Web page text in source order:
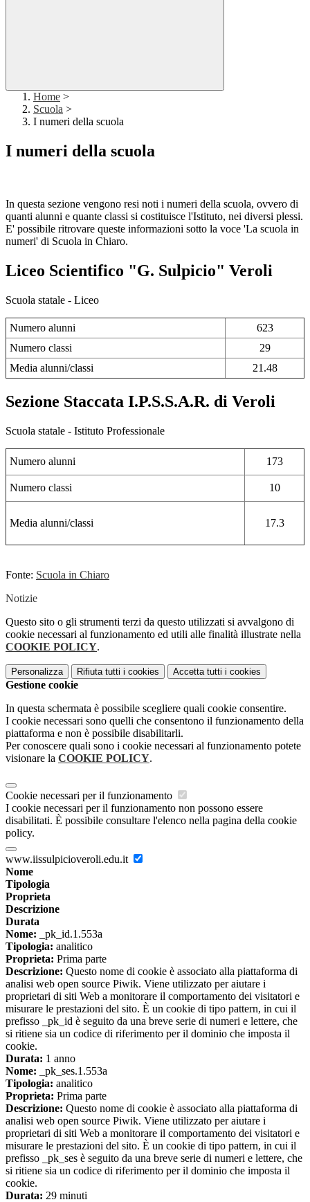
Home >
Scuola >
I numeri della scuola
I numeri della scuola
In questa sezione vengono resi noti i numeri della scuola, ovvero di
quanti alunni e quante classi si costituisce l'Istituto, nei diversi plessi.
E' possibile ritrovare queste informazioni sotto la voce 'La scuola in
numeri' di Scuola in Chiaro.
Liceo Scientifico "G. Sulpicio" Veroli
Scuola statale - Liceo
Numero alunni
623
Numero classi
29
Media alunni/classi
21.48
Sezione Staccata I.P.S.S.A.R. di Veroli
Scuola statale - Istituto Professionale
Numero alunni 173
Numero classi 10
Media alunni/classi 17.3
Fonte: Scuola in Chiaro
Notizie
Questo sito o gli strumenti terzi da questo utilizzati si avvalgono di
cookie necessari al funzionamento ed utili alle finalità illustrate nella
COOKIE POLICY.
Personalizza Rifiuta tutti i cookies Accetta tutti i cookies
Gestione cookie
In questa schermata è possibile scegliere quali cookie consentire.
I cookie necessari sono quelli che consentono il funzionamento della
piattaforma e non è possibile disabilitarli.
Per conoscere quali sono i cookie necessari al funzionamento potete
visionare la COOKIE POLICY.
Cookie necessari per il funzionamento
I cookie necessari per il funzionamento non possono essere
disabilitati. È possibile consultare l'elenco nella pagina della cookie
policy.
www.iissulpicioveroli.edu.it
Nome
Tipologia
Proprieta
Descrizione
Durata
Nome: _pk_id.1.553a
Tipologia: analitico
Proprieta: Prima parte
Descrizione: Questo nome di cookie è associato alla piattaforma di
analisi web open source Piwik. Viene utilizzato per aiutare i
proprietari di siti Web a monitorare il comportamento dei visitatori e
misurare le prestazioni del sito. È un cookie di tipo pattern, in cui il
prefisso _pk_id è seguito da una breve serie di numeri e lettere, che
si ritiene sia un codice di riferimento per il dominio che imposta il
cookie.
Durata: 1 anno
Nome: _pk_ses.1.553a
Tipologia: analitico
Proprieta: Prima parte
Descrizione: Questo nome di cookie è associato alla piattaforma di
analisi web open source Piwik. Viene utilizzato per aiutare i
proprietari di siti Web a monitorare il comportamento dei visitatori e
misurare le prestazioni del sito. È un cookie di tipo pattern, in cui il
prefisso _pk_ses è seguito da una breve serie di numeri e lettere, che
si ritiene sia un codice di riferimento per il dominio che imposta il
cookie.
Durata: 29 minuti